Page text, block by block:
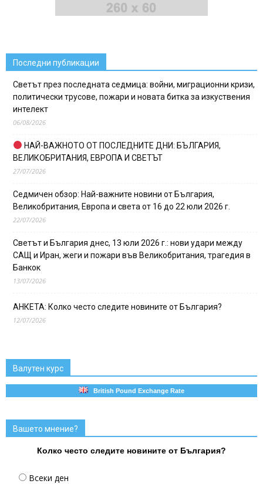
Последни публикации
Светът през последната седмица: войни, миграционни кризи,
политически трусове, пожари и новата битка за изкуствения
интелект
06/08/2026
НАЙ-ВАЖНОТО ОТ ПОСЛЕДНИТЕ ДНИ: БЪЛГАРИЯ,
ВЕЛИКОБРИТАНИЯ, ЕВРОПА И СВЕТЪТ
27/07/2026
Седмичен обзор: Най-важните новини от България,
Великобритания, Европа и света от 16 до 22 юли 2026 г.
22/07/2026
Светът и България днес, 13 юли 2026 г.: нови удари между
САЩ и Иран, жеги и пожари във Великобритания, трагедия в
Банкок
13/07/2026
АНКЕТА: Колко често следите новините от България?
12/07/2026
Валутен курс
British Pound Exchange Rate
Вашето мнение?
Колко често следите новините от България?
Всеки ден